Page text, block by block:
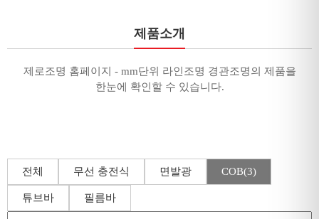
제품소개
제로조명 홈페이지 - mm단위 라인조명 경관조명의 제품을
한눈에 확인할 수 있습니다.
전체 무선 충전식 면발광 COB(3)
튜브바 필름바